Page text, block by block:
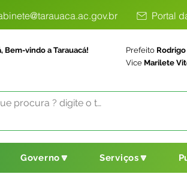
Portal
Bem-vindo a Tarauacá! Prefeito
Vice Marilete
Governo🔽 Serviços🔽